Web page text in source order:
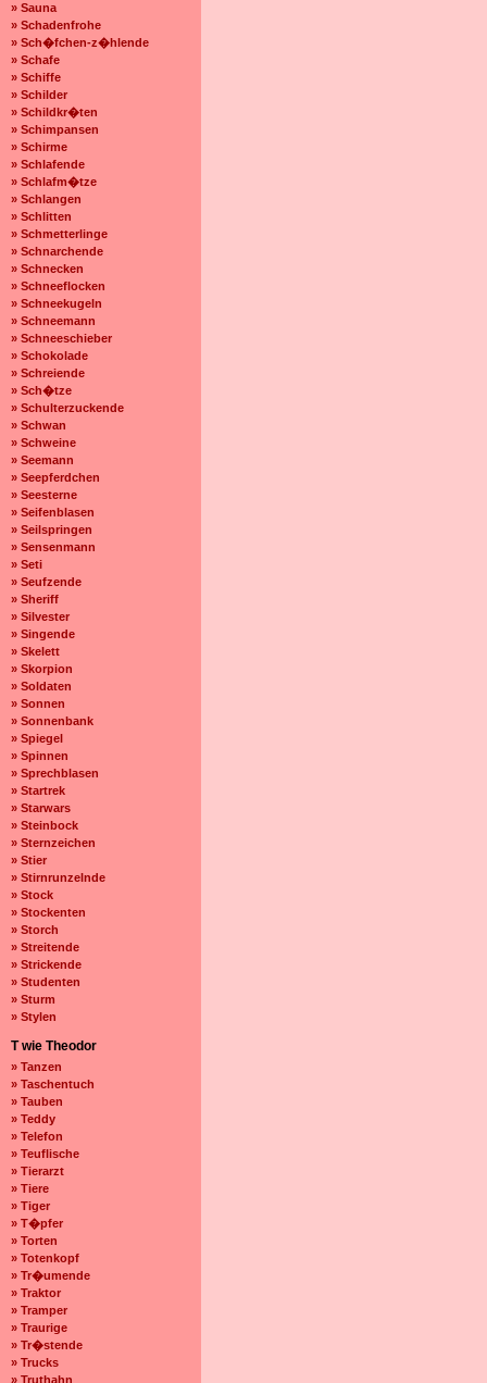
» Sauna
» Schadenfrohe
» Sch�fchen-z�hlende
» Schafe
» Schiffe
» Schilder
» Schildkr�ten
» Schimpansen
» Schirme
» Schlafende
» Schlafm�tze
» Schlangen
» Schlitten
» Schmetterlinge
» Schnarchende
» Schnecken
» Schneeflocken
» Schneekugeln
» Schneemann
» Schneeschieber
» Schokolade
» Schreiende
» Sch�tze
» Schulterzuckende
» Schwan
» Schweine
» Seemann
» Seepferdchen
» Seesterne
» Seifenblasen
» Seilspringen
» Sensenmann
» Seti
» Seufzende
» Sheriff
» Silvester
» Singende
» Skelett
» Skorpion
» Soldaten
» Sonnen
» Sonnenbank
» Spiegel
» Spinnen
» Sprechblasen
» Startrek
» Starwars
» Steinbock
» Sternzeichen
» Stier
» Stirnrunzelnde
» Stock
» Stockenten
» Storch
» Streitende
» Strickende
» Studenten
» Sturm
» Stylen
T wie Theodor
» Tanzen
» Taschentuch
» Tauben
» Teddy
» Telefon
» Teuflische
» Tierarzt
» Tiere
» Tiger
» T�pfer
» Torten
» Totenkopf
» Tr�umende
» Traktor
» Tramper
» Traurige
» Tr�stende
» Trucks
» Truthahn